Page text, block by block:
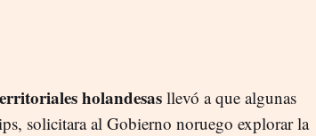
holandesas llevó a que algunas
solicitara al Gobierno noruego explorar la